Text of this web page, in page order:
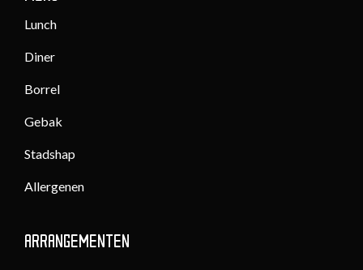
Lunch
Diner
Borrel
Gebak
Stadshap
Allergenen
ARRANGEMENTEN